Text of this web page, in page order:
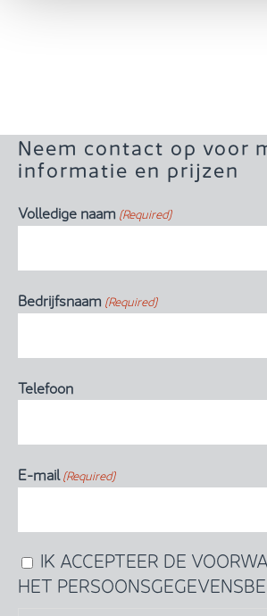
Neem contact op voor
informatie en prijzen
Volledige naam (Required)
Bedrijfsnaam (Required)
Telefoon
E-mail(Required)
By
introducing
IK ACCEPTEER DE
HET